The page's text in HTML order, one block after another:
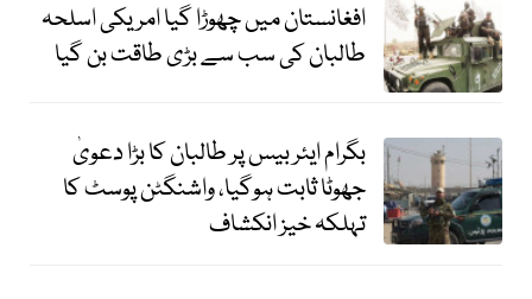
افغانستان میں چھوڑا گیا امریکی اسلحہ
طالبان کی سب سے بڑی طاقت بن گیا
بگرام ایئر بیس پر طالبان کا بڑا دعویٰ
جھوٹا ثابت ہوگیا، واشنگٹن پوسٹ کا
تہلکہ خیز انکشاف